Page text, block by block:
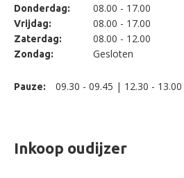
Donderdag: 08.00 - 17.00
Vrijdag: 08.00 - 17.00
Zaterdag: 08.00 - 12.00
Zondag: Gesloten
Pauze: 09.30 - 09.45 | 12.30 -
Inkoop oudijzer